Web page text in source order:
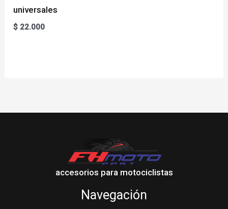
universales
$ 22.000
accesorios para motociclistas
Navegación